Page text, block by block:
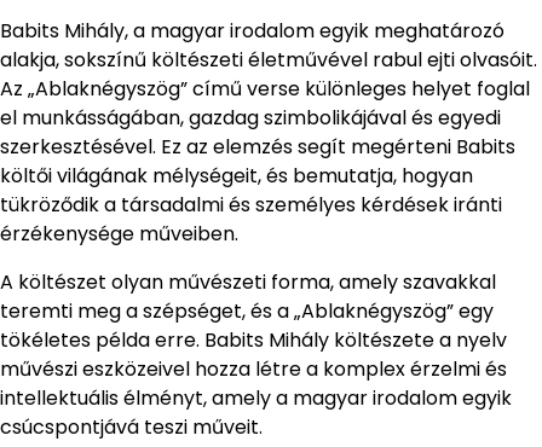
Babits Mihály, a magyar irodalom egyik meghatározó
alakja, sokszínű költészeti életművével rabul ejti olvasóit.
Az „Ablaknégyszög” című verse különleges helyet foglal
el munkásságában, gazdag szimbolikájával és egyedi
szerkesztésével. Ez az elemzés segít megérteni Babits
költői világának mélységeit, és bemutatja, hogyan
tükröződik a társadalmi és személyes kérdések iránti
érzékenysége műveiben.
A költészet olyan művészeti forma, amely szavakkal
teremti meg a szépséget, és a „Ablaknégyszög” egy
tökéletes példa erre. Babits Mihály költészete a nyelv
művészi eszközeivel hozza létre a komplex érzelmi és
intellektuális élményt, amely a magyar irodalom egyik
csúcspontjává teszi műveit.